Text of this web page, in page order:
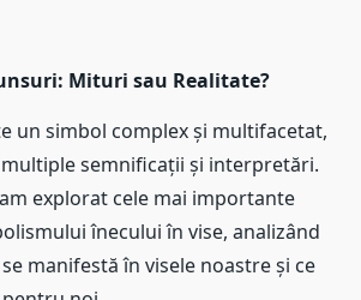
Mituri sau Realitate?
un simbol complex și multifacetat,
semnificații și interpretări.
explorat cele mai importante
înecului în vise, analizând
manifestă în visele noastre și ce